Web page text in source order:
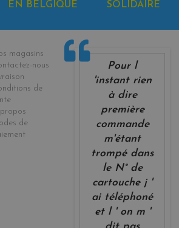
EN BELGIQUE
SOLIDAIRE
magasins
nous
de
de
Pour l
'instant rien
à dire
première
commande
m'étant
trompé dans
le N° de
cartouche j '
ai téléphoné
et l ' on m '